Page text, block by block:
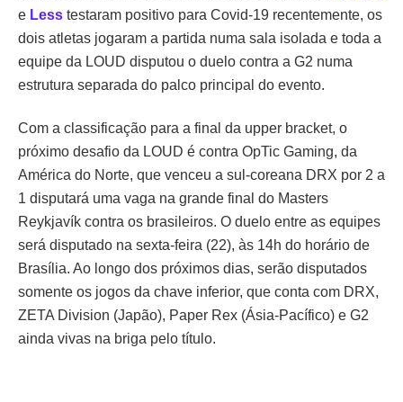
e Less testaram positivo para Covid-19 recentemente, os
dois atletas jogaram a partida numa sala isolada e toda a
equipe da LOUD disputou o duelo contra a G2 numa
estrutura separada do palco principal do evento.
Com a classificação para a final da upper bracket, o
próximo desafio da LOUD é contra OpTic Gaming, da
América do Norte, que venceu a sul-coreana DRX por 2 a
1 disputará uma vaga na grande final do Masters
Reykjavík contra os brasileiros. O duelo entre as equipes
será disputado na sexta-feira (22), às 14h do horário de
Brasília. Ao longo dos próximos dias, serão disputados
somente os jogos da chave inferior, que conta com DRX,
ZETA Division (Japão), Paper Rex (Ásia-Pacífico) e G2
ainda vivas na briga pelo título.